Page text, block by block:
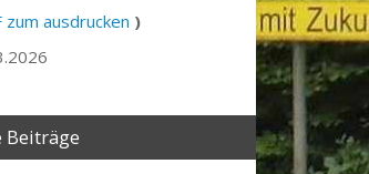
zum ausdrucken )
Beiträge